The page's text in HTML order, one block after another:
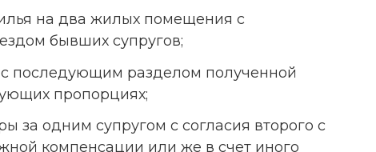
на два жилых помещения с
бывших супругов;
последующим разделом полученной
пропорциях;
за одним супругом с согласия второго с
компенсации или же в счет иного